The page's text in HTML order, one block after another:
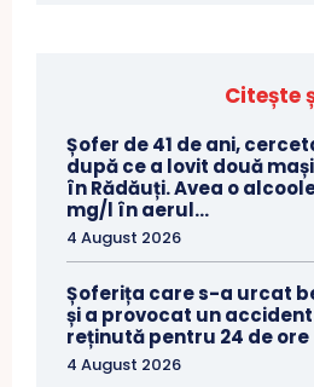
Citește
Șofer de 41 de ani,
după ce a lovit două
în Rădăuți. Avea o
mg/l în aerul...
4 August 2026
Șoferița care s-a urcat
și a provocat un
reținută pentru 24 de ore
4 August 2026